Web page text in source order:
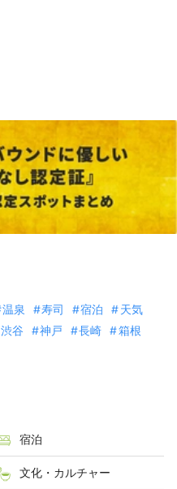
温泉 寿司 宿泊
天気
渋谷 神戸 長崎
箱根
宿泊
文化・カルチャー